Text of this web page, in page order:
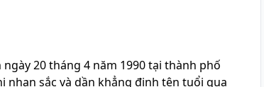
20 tháng 4 năm 1990 tại thành phố
nhan sắc và dần khẳng định tên tuổi qua